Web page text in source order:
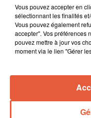
Vous pouvez accepter en
sélectionnant les finalités
Vous pouvez également
accepter". Vos préférences
pouvez mettre à jour vos
moment via le lien "Gérer